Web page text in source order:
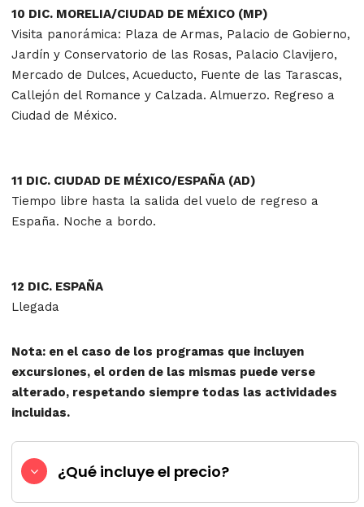
10 DIC. MORELIA/CIUDAD DE MÉXICO (MP)
Visita panorámica: Plaza de Armas, Palacio de Gobierno,
Jardín y Conservatorio de las Rosas, Palacio Clavijero,
Mercado de Dulces, Acueducto, Fuente de las Tarascas,
Callejón del Romance y Calzada. Almuerzo. Regreso a
Ciudad de México.
11 DIC. CIUDAD DE MÉXICO/ESPAÑA (AD)
Tiempo libre hasta la salida del vuelo de regreso a
España. Noche a bordo.
12 DIC. ESPAÑA
Llegada
Nota: en el caso de los programas que incluyen
excursiones, el orden de las mismas puede verse
alterado, respetando siempre todas las actividades
incluidas.
¿Qué incluye el precio?